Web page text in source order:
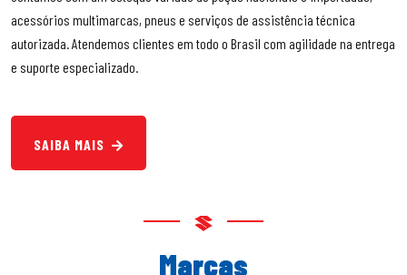
acessórios multimarcas, pneus e serviços de assistência técnica
autorizada. Atendemos clientes em todo o Brasil com agilidade na entrega
e suporte especializado.
SAIBA MAIS
Marcas